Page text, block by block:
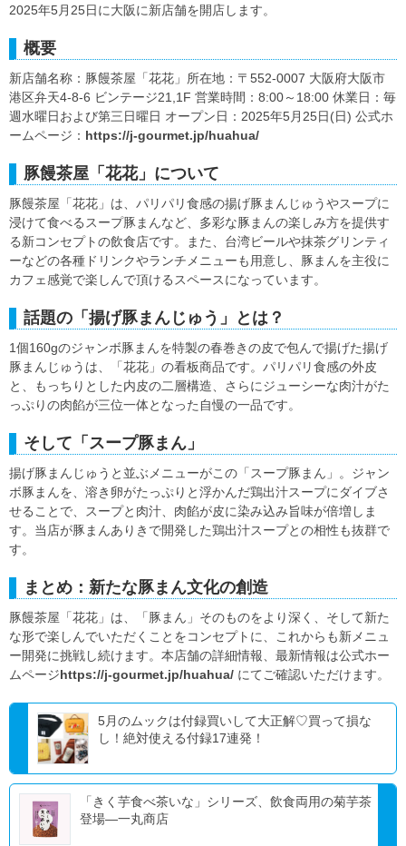
2025年5月25日に大阪に新店舗を開店します。
概要
新店舗名称：豚饅茶屋「花花」所在地：〒552-0007 大阪府大阪市
港区弁天4-8-6 ビンテージ21,1F 営業時間：8:00～18:00 休業日：毎
週水曜日および第三日曜日 オープン日：2025年5月25日(日) 公式ホ
ームページ： https://j-gourmet.jp/huahua/
豚饅茶屋「花花」について
豚饅茶屋「花花」は、パリパリ食感の揚げ豚まんじゅうやスープに
浸けて食べるスープ豚まんなど、多彩な豚まんの楽しみ方を提供す
る新コンセプトの飲食店です。また、台湾ビールや抹茶グリンティ
ーなどの各種ドリンクやランチメニューも用意し、豚まんを主役に
カフェ感覚で楽しんで頂けるスペースになっています。
話題の「揚げ豚まんじゅう」とは？
1個160gのジャンボ豚まんを特製の春巻きの皮で包んで揚げた揚げ
豚まんじゅうは、「花花」の看板商品です。パリパリ食感の外皮
と、もっちりとした内皮の二層構造、さらにジューシーな肉汁がた
っぷりの肉餡が三位一体となった自慢の一品です。
そして「スープ豚まん」
揚げ豚まんじゅうと並ぶメニューがこの「スープ豚まん」。ジャン
ボ豚まんを、溶き卵がたっぷりと浮かんだ鶏出汁スープにダイブさ
せることで、スープと肉汁、肉餡が皮に染み込み旨味が倍増しま
す。当店が豚まんありきで開発した鶏出汁スープとの相性も抜群で
す。
まとめ：新たな豚まん文化の創造
豚饅茶屋「花花」は、「豚まん」そのものをより深く、そして新た
な形で楽しんでいただくことをコンセプトに、これからも新メニュ
ー開発に挑戦し続けます。本店舗の詳細情報、最新情報は公式ホー
ムページhttps://j-gourmet.jp/huahua/ にてご確認いただけます。
5月のムックは付録買いして大正解♡買って損な
し！絶対使える付録17連発！
「きく芋食べ茶いな」シリーズ、飲食両用の菊芋茶
登場―一丸商店